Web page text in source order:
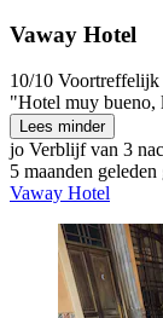
Vaway Hotel
10/10 Voortreffelijk
"Hotel muy bueno,
Lees minder
jo Verblijf van 3
5 maanden geleden
Vaway Hotel